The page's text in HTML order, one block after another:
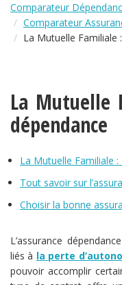
Comparateur
Comparateur
La Mutuelle Familiale
La Mutuelle
dépendance
La Mutuelle Familiale
Tout savoir sur
Choisir la bonne
L’assurance
liés à la perte
pouvoir accomplir